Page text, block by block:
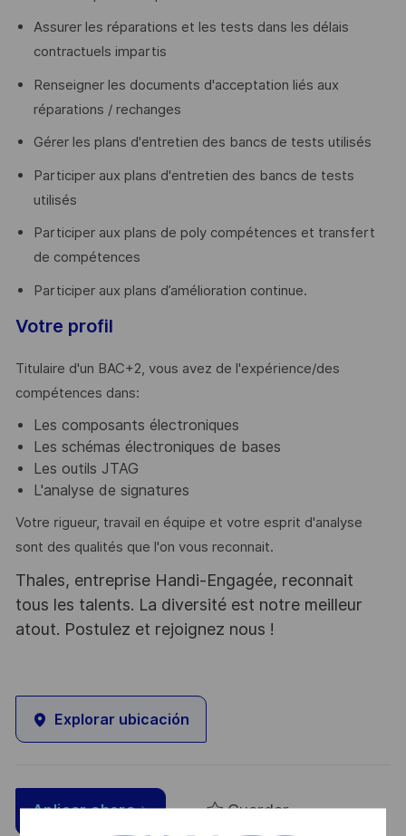
Assurer les réparations et les tests dans les délais
contractuels impartis
Renseigner les documents d'acceptation liés aux
réparations / rechanges
Gérer les plans d'entretien des bancs de tests utilisés
Participer aux plans d'entretien des bancs de tests
utilisés
Participer aux plans de poly compétences et transfert
de compétences
Participer aux plans d’amélioration continue.
Votre profil
Titulaire d'un BAC+2, vous avez de l'expérience/des
compétences dans:
Les composants électroniques
Les schémas électroniques de bases
Les outils JTAG
L'analyse de signatures
Votre rigueur, travail en équipe et votre esprit d'analyse
sont des qualités que l'on vous reconnait.
Thales, entreprise Handi-Engagée, reconnait
tous les talents. La diversité est notre meilleur
atout. Postulez et rejoignez nous !
Explorar ubicación
Aplicar ahora Guardar